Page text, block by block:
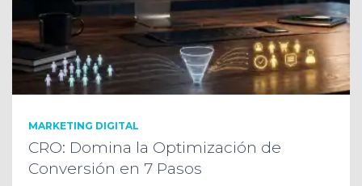
MARKETING DIGITAL
CRO: Domina la Optimización de
Conversión en 7 Pasos